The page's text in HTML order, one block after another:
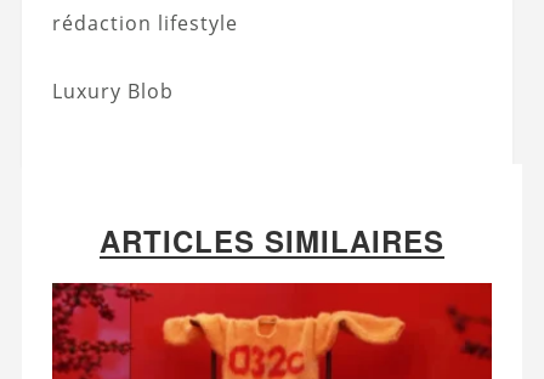
rédaction lifestyle
Luxury Blob
ARTICLES SIMILAIRES